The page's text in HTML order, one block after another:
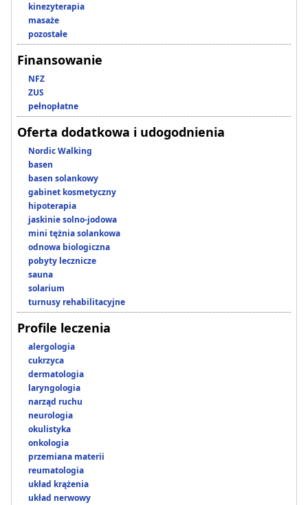
kinezyterapia
masaże
pozostałe
Finansowanie
NFZ
ZUS
pełnopłatne
Oferta dodatkowa i udogodnienia
Nordic Walking
basen
basen solankowy
gabinet kosmetyczny
hipoterapia
jaskinie solno-jodowa
mini tężnia solankowa
odnowa biologiczna
pobyty lecznicze
sauna
solarium
turnusy rehabilitacyjne
Profile leczenia
alergologia
cukrzyca
dermatologia
laryngologia
narząd ruchu
neurologia
okulistyka
onkologia
przemiana materii
reumatologia
układ krążenia
układ nerwowy